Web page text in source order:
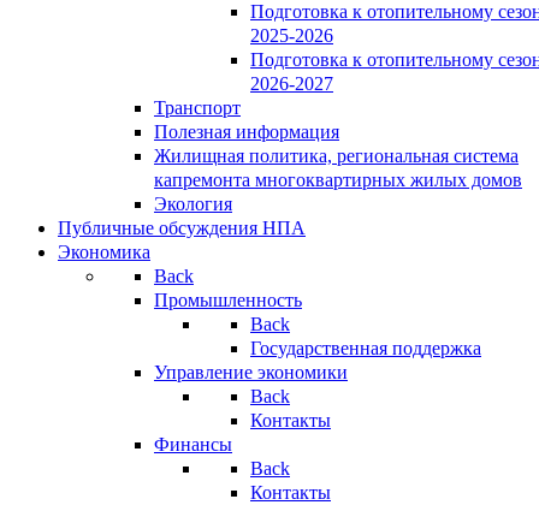
Подготовка к отопительному
2025-2026
Подготовка к отопительному
2026-2027
Транспорт
Полезная информация
Жилищная политика, региональная система
капремонта многоквартирных жилых домов
Экология
Публичные обсуждения НПА
Экономика
Back
Промышленность
Back
Государственная поддержка
Управление экономики
Back
Контакты
Финансы
Back
Контакты